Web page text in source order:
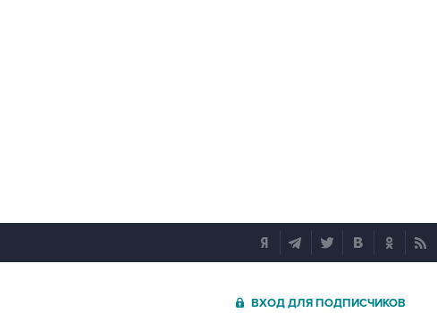
ВХОД ДЛЯ ПОДПИСЧИКОВ